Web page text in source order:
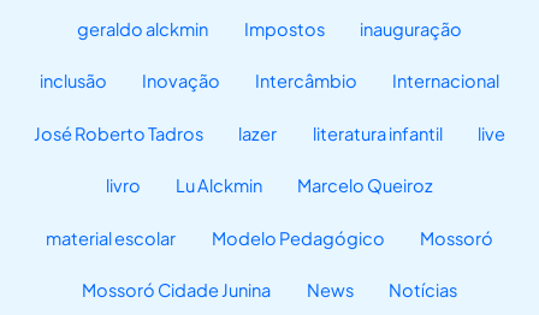
geraldo alckmin Impostos inauguração
inclusão Inovação Intercâmbio Internacional
José Roberto Tadros lazer literatura infantil live
livro Lu Alckmin Marcelo Queiroz
material escolar Modelo Pedagógico Mossoró
Mossoró Cidade Junina News Notícias